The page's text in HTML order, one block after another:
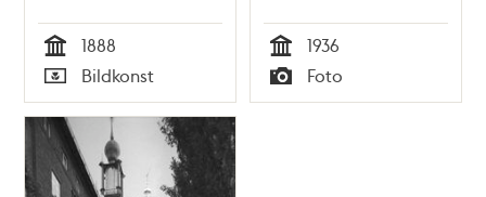
Tid
1888
Typ
Bildkonst Tid
1936
Typ
Foto